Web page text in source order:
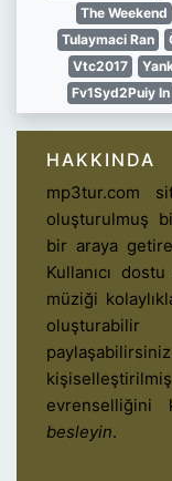
The Weekend
Tulaymaci Ran
Vtc2017
Fv1Syd2Puiy In
HAKKINDA
mp3tur.com
oluşturulmuş
bir araya
Kullanıcı
müziği
evrenselliğini
besleyin.